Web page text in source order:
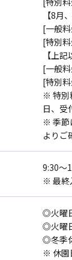
【8月
[一般
[特別
【上記
[一般
[特別
※ 特別
⽇、受
※ 季節
よりご
9:30～
※ 最終
◎火曜
◎火曜
◎冬季
※ 休園